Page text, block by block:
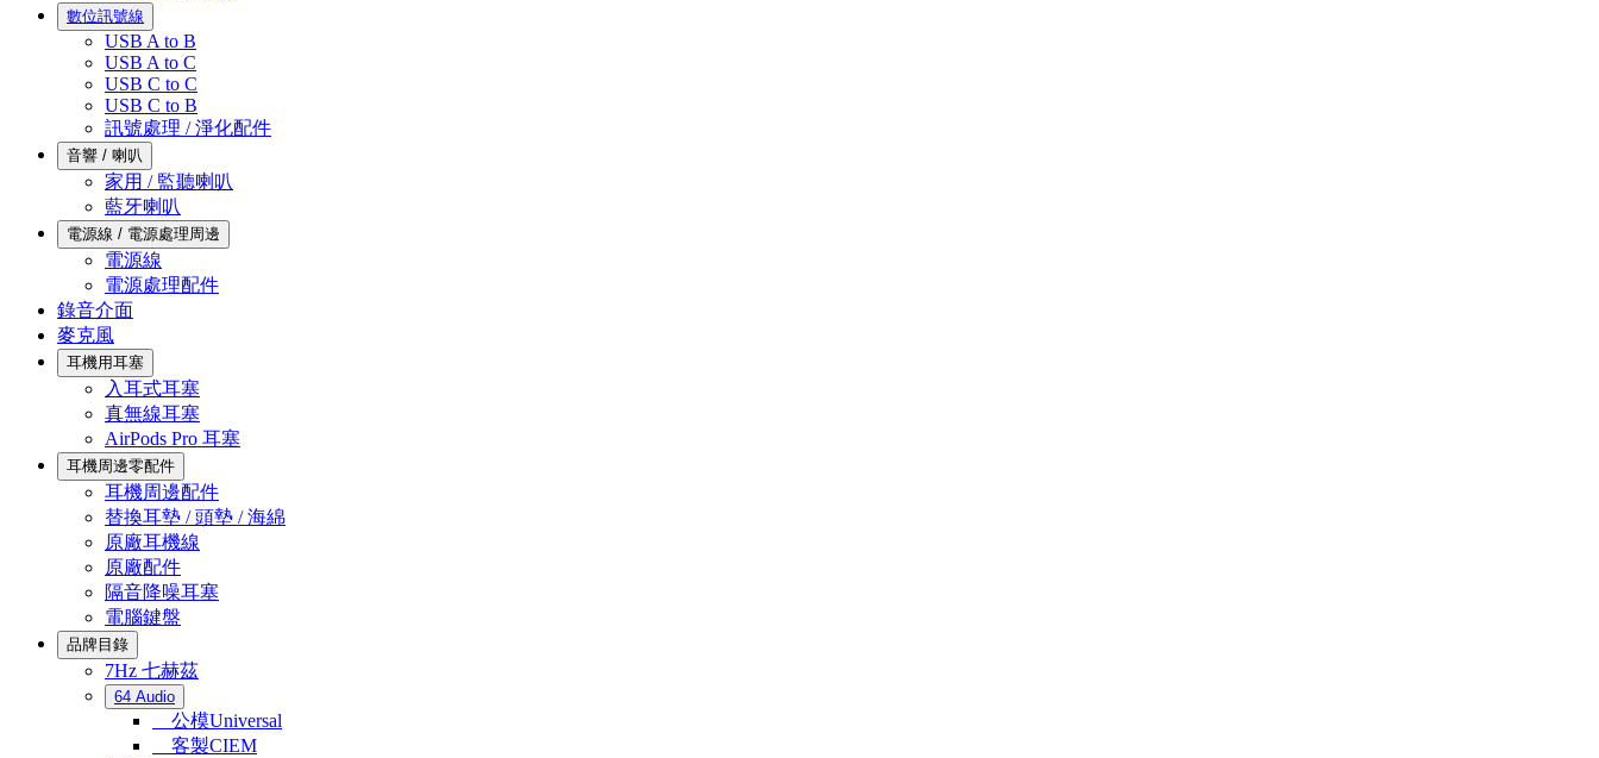
數位訊號線
USB A to B
USB A to C
USB C to C
USB C to B
訊號處理 / 淨化配件
音響 / 喇叭
家用 / 監聽喇叭
藍牙喇叭
電源線 / 電源處理周邊
電源線
電源處理配件
錄音介面
麥克風
耳機用耳塞
入耳式耳塞
真無線耳塞
AirPods Pro 耳塞
耳機周邊零配件
耳機周邊配件
替換耳墊 / 頭墊 / 海綿
原廠耳機線
原廠配件
隔音降噪耳塞
電腦鍵盤
品牌目錄
7Hz 七赫茲
64 Audio
公模Universal
客製CIEM